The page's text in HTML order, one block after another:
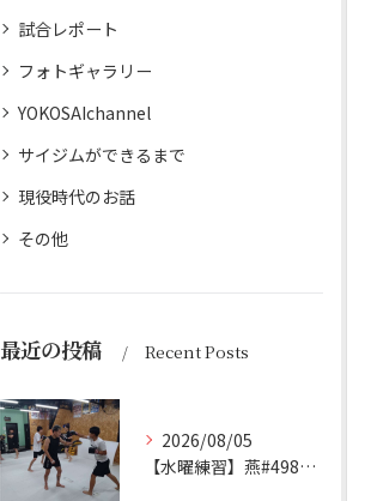
試合レポート
フォトギャラリー
YOKOSAIchannel
サイジムができるまで
現役時代のお話
その他
最近の投稿 Recent Posts
2026/08/05
【水曜練習】燕#4984見附#492